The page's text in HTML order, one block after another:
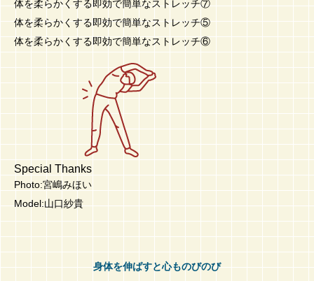
体を柔らかくする即効で簡単なストレッチ⑦
体を柔らかくする即効で簡単なストレッチ⑤
体を柔らかくする即効で簡単なストレッチ⑥
Special Thanks
Photo:宮嶋みほい
Model:山口紗貴
身体を伸ばすと心ものびのび